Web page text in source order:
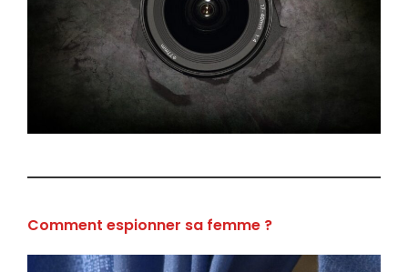
Comment espionner sa femme ?